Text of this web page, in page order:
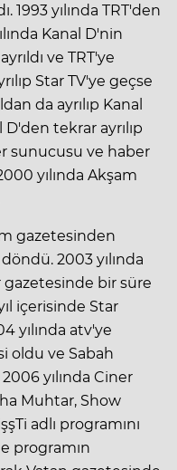
1993 yılında TRT'den
Kanal D'nin
ve TRT'ye
Star TV'ye geçse
da ayrılıp Kanal
D'den tekrar ayrılıp
sunucusu ve haber
yılında Akşam
gazetesinden
2003 yılında
gazetesinde bir süre
içerisinde Star
yılında atv'ye
oldu ve Sabah
yılında Ciner
Muhtar, Show
adlı programını
programın